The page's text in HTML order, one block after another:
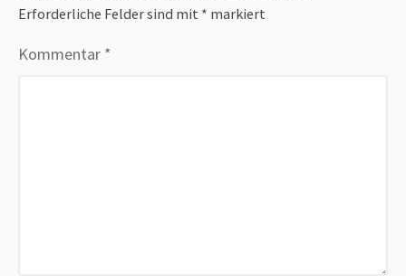
Erforderliche Felder sind mit * markiert
Kommentar *